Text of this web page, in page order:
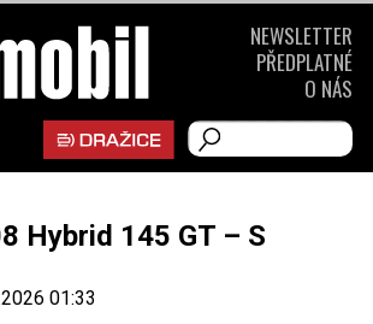
Hybrid 145 GT – S
01:33
NEWSLETTER
PŘEDPLATNÉ
O NÁS